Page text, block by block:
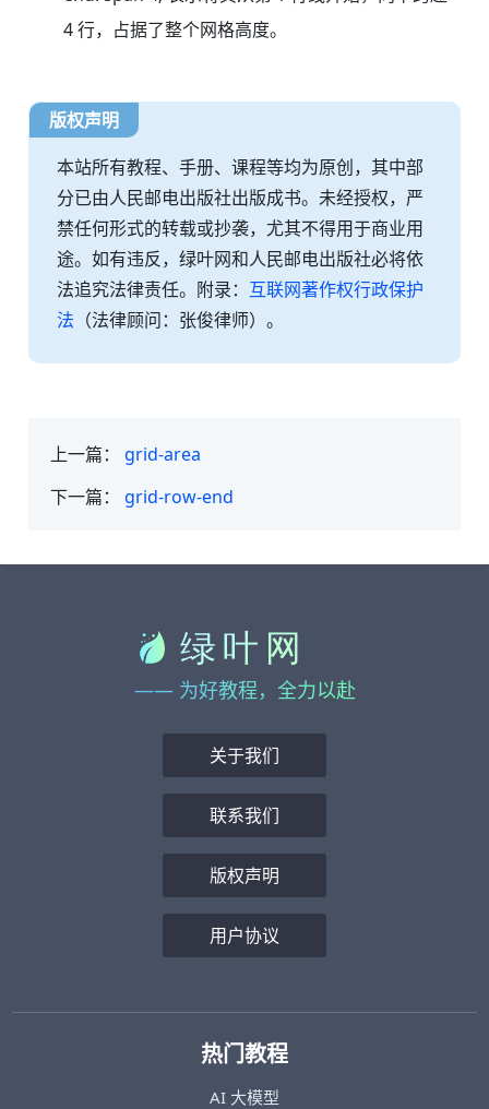
4 行，占据了整个网格高度。
版权声明
本站所有教程、手册、课程等均为原创，其中部
分已由人民邮电出版社出版成书。未经授权，严
禁任何形式的转载或抄袭，尤其不得用于商业用
途。如有违反，绿叶网和人民邮电出版社必将依
法追究法律责任。附录： 互联网著作权行政保护
法 （法律顾问：张俊律师）。
上一篇： grid-area
下一篇： grid-row-end
—— 为好教程，全力以赴
关于我们
联系我们
版权声明
用户协议
热门教程
AI 大模型